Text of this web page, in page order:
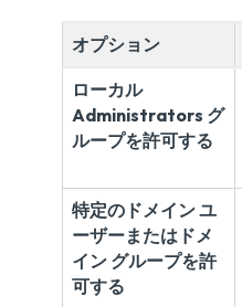
オプション
ローカル
Administrators グ
ループを許可する
特定のドメイン ユ
ーザーまたはドメ
イン グループを許
可する